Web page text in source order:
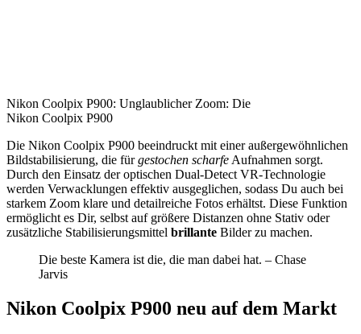
Nikon Coolpix P900: Unglaublicher Zoom: Die
Nikon Coolpix P900
Die Nikon Coolpix P900 beeindruckt mit einer außergewöhnlichen
Bildstabilisierung, die fürgestochen scharfe Aufnahmen sorgt.
Durch den Einsatz der optischen Dual-Detect VR-Technologie
werden Verwacklungen effektiv ausgeglichen, sodass Du auch bei
starkem Zoom klare und detailreiche Fotos erhältst. Diese Funktion
ermöglicht es Dir, selbst auf größere Distanzen ohne Stativ oder
zusätzliche Stabilisierungsmittel brillante Bilder zu machen.
Die beste Kamera ist die, die man dabei hat. – Chase
Jarvis
Nikon Coolpix P900 neu auf dem Markt